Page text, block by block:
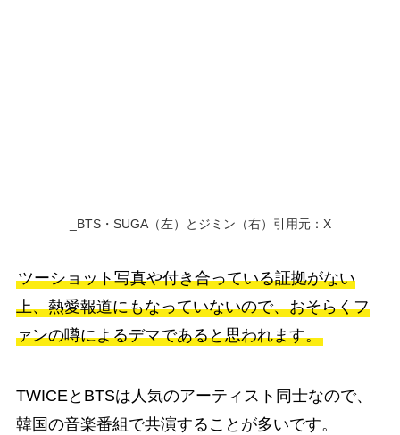
_BTS・SUGA（左）とジミン（右）引用元：X
ツーショット写真や付き合っている証拠がない
上、熱愛報道にもなっていないので、おそらくフ
ァンの噂によるデマであると思われます。
TWICEとBTSは人気のアーティスト同士なので、
韓国の音楽番組で共演することが多いです。